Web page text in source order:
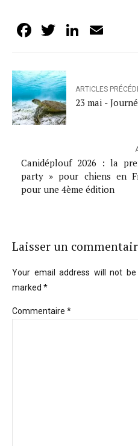
Facebook
Twitter
ARTICLES
23 mai -
Canidéplouf 2026 : la
party » pour chiens en
pour une 4ème édition
Laisser un
Your email address will not
marked *
Commentaire *